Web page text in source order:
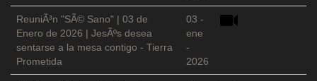
ReuniÃ³n "SÃ© Sano" | 03 de
Enero de 2026 | JesÃºs desea
sentarse a la mesa contigo - Tierra
Prometida
03 -
ene
-
2026